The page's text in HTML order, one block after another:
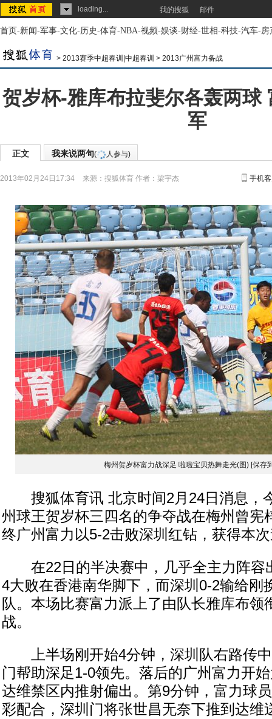
loading... 我的搜狐 邮件
首页-新闻-军事-文化-历史-体育-NBA-视频-娱谈-财经-世相-科技-汽车-房
> 2013赛季中超春训|中超春训 > 2013广州富力备战
贺岁杯-雅库布拉斐尔各轰两球
军
正文 我来说两句( 人参与)
2013年02月24日17:34 来源： 搜狐体育 作者：梁宇杰 手机
梅州贺岁杯富力战深足 啦啦宝贝热舞走光(图) [保存
搜狐体育讯 北京时间2月24日消息，
州球王贺岁杯三四名的争夺战在梅州曾宪
终广州富力以5-2击败深圳红钻，获得本
在22日的半决赛中，几乎全主力阵容
4大败在香港南华脚下，而深圳0-2输给刚
队。本场比赛富力派上了由队长雅库布领
战。
上半场刚开始4分钟，深圳队右路传中
门帮助深足1-0领先。落后的广州富力开
达维禁区内推射偏出。第9分钟，富力球
彩配合，深圳门将张世昌无奈下推到达维